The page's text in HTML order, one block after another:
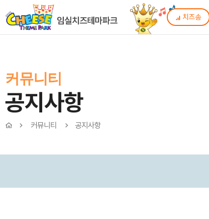
치즈송
커뮤니티
공지사항
커뮤니티 공지사항